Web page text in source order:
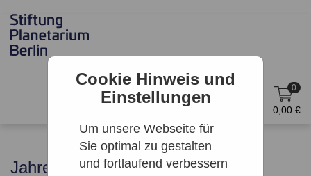
Cookie Hinweis und
Einstellungen
Um unsere Webseite für
Sie optimal zu gestalten
und fortlaufend verbessern
0
0,00 €
Jahreskarte